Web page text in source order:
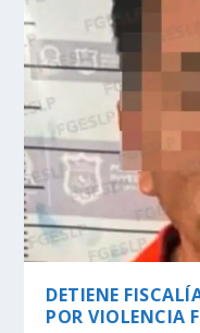
DETIENE
POR VIOLENCIA